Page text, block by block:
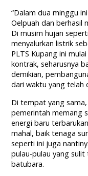
“Dalam dua minggu
Oelpuah dan berhasil
Di musim hujan
menyalurkan listrik
PLTS Kupang ini
kontrak, seharusnya
demikian,
dari waktu yang telah
Di tempat yang
pemerintah memang
energi baru
mahal, baik tenaga
seperti ini juga
pulau-pulau yang
batubara.